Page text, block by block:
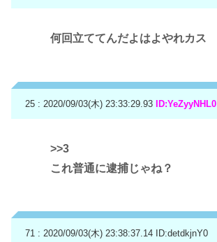
何回立ててんだよはよやれカス
25 : 2020/09/03(木) 23:33:29.93 ID:YeZyyNHL0
>>3
これ普通に逮捕じゃね？
71 : 2020/09/03(木) 23:38:37.14 ID:detdkjnY0